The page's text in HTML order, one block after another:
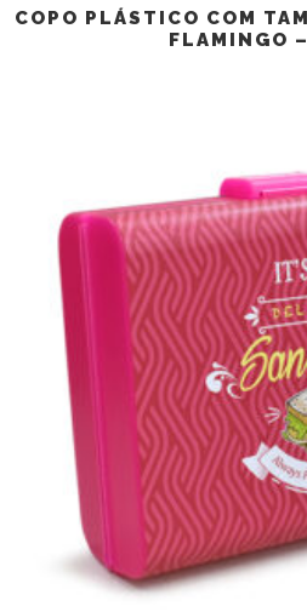
COPO PLÁSTICO COM
FLAMINGO